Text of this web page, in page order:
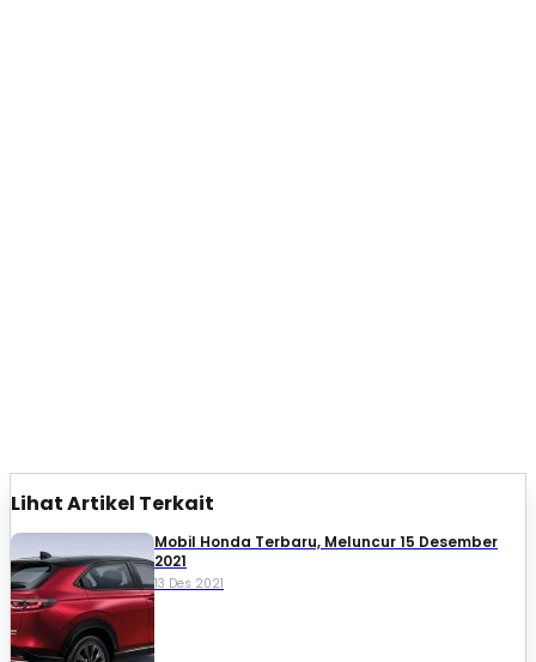
Lihat Artikel Terkait
Mobil Honda Terbaru, Meluncur 15 Desember
2021
13 Des 2021